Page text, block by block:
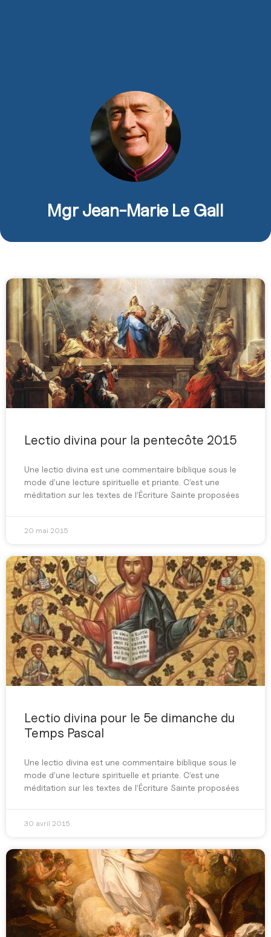
Mgr Jean-Marie Le Gall
Lectio divina pour la pentecôte 2015
Une lectio divina est une commentaire biblique sous le
mode d’une lecture spirituelle et priante. C’est une
méditation sur les textes de l’Écriture Sainte proposées
20 mai 2015
Lectio divina pour le 5e dimanche du
Temps Pascal
Une lectio divina est une commentaire biblique sous le
mode d’une lecture spirituelle et priante. C’est une
méditation sur les textes de l’Écriture Sainte proposées
30 avril 2015